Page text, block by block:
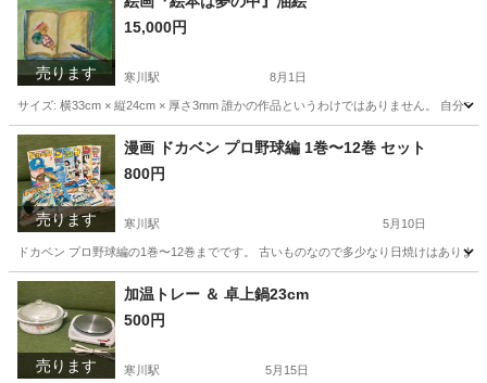
売ります
15,000円
寒川駅 8月1日
サイズ: 横33cm × 縦24cm × 厚さ3mm 誰かの作品というわけではありません。 自分
神奈川 高座郡 寒川駅 その他 需要
売ります
漫画 ドカベン プロ野球編 1巻〜12巻 セット
800円
寒川駅 5月10日
ドカベン プロ野球編の1巻〜12巻までです。 古いものなので多少なり日焼けはあり
神奈川 高座郡 寒川駅 マンガ、コミック、アニメ
売ります
加温トレー ＆ 卓上鍋23cm
500円
寒川駅 5月15日